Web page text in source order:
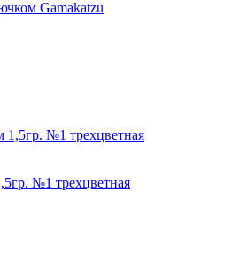
Gamakatzu
№1 трехцветная